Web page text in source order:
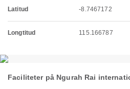
Latitud -8.7467172
Longtitud 115.166787
Faciliteter på Ngurah Rai